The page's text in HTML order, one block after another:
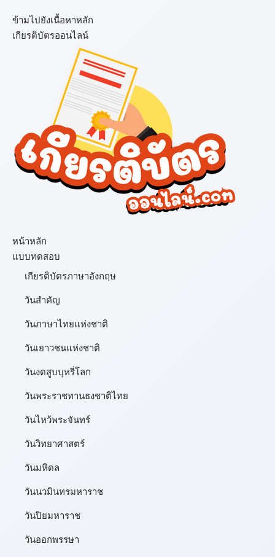
ข้ามไปยังเนื้อหาหลัก
เกียรติบัตรออนไลน์
หน้าหลัก
แบบทดสอบ
เกียรติบัตรภาษาอังกฤษ
วันสำคัญ
วันภาษาไทยแห่งชาติ
วันเยาวชนแห่งชาติ
วันงดสูบบุหรี่โลก
วันพระราชทานธงชาติไทย
วันไหว้พระจันทร์​
วันวิทยาศาสตร์
วันมหิดล
วันนวมินทรมหาราช
วันปิยมหาราช
วันออกพรรษา